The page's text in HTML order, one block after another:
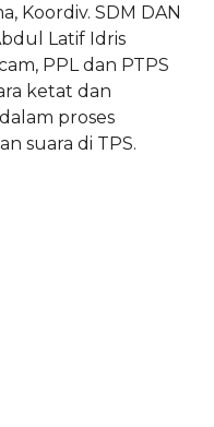
Koordiv. SDM DAN
Latif Idris
PPL dan PTPS
ketat dan
proses
suara di TPS.